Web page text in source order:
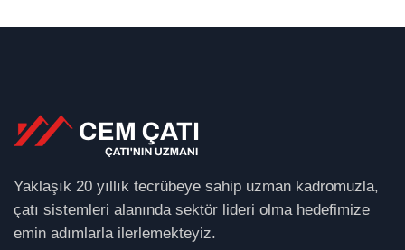
Yaklaşık 20 yıllık tecrübeye sahip uzman kadromuzla,
çatı sistemleri alanında sektör lideri olma hedefimize
emin adımlarla ilerlemekteyiz.